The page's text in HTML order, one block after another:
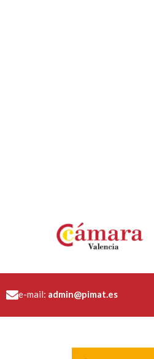
e-mail: admin@pimat.es